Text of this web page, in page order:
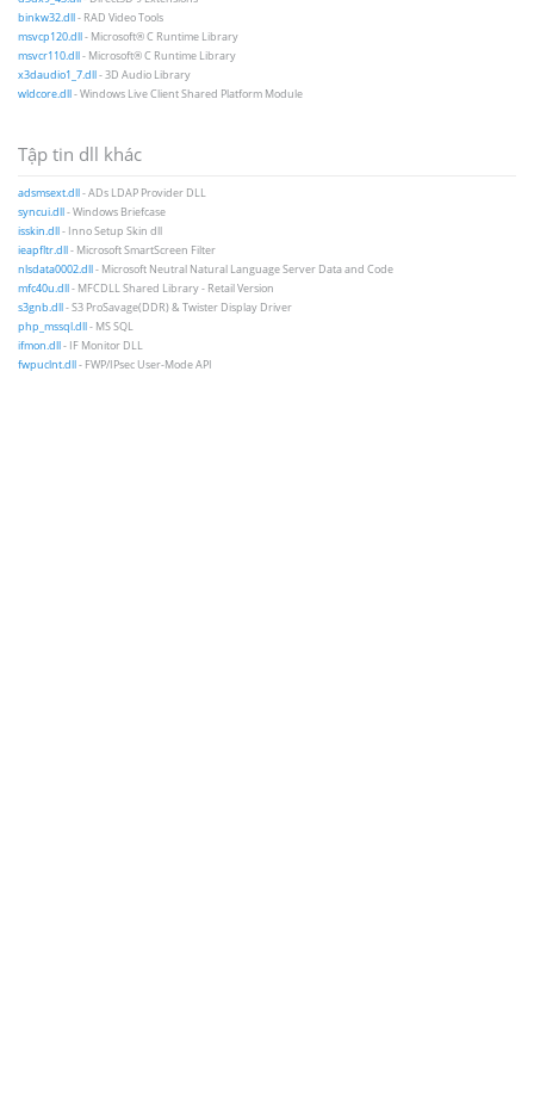
binkw32.dll- RAD Video Tools
msvcp120.dll- Microsoft® C Runtime Library
msvcr110.dll- Microsoft® C Runtime Library
x3daudio1_7.dll- 3D Audio Library
wldcore.dll- Windows Live Client Shared Platform Module
Tập tin dll khác
adsmsext.dll- ADs LDAP Provider DLL
syncui.dll- Windows Briefcase
isskin.dll- Inno Setup Skin dll
ieapfltr.dll- Microsoft SmartScreen Filter
nlsdata0002.dll- Microsoft Neutral Natural Language Server Data and Code
mfc40u.dll- MFCDLL Shared Library - Retail Version
s3gnb.dll- S3 ProSavage(DDR) & Twister Display Driver
php_mssql.dll- MS SQL
ifmon.dll- IF Monitor DLL
fwpuclnt.dll- FWP/IPsec User-Mode API